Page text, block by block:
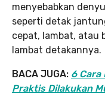
menyebabkan
seperti detak
cepat, lambat, atau
lambat detakannya.
BACA JUGA: 6 Cara
Praktis Dilakukan